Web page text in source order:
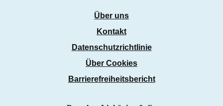
Über uns
Kontakt
Datenschutzrichtlinie
Über Cookies
Barrierefreiheitsbericht